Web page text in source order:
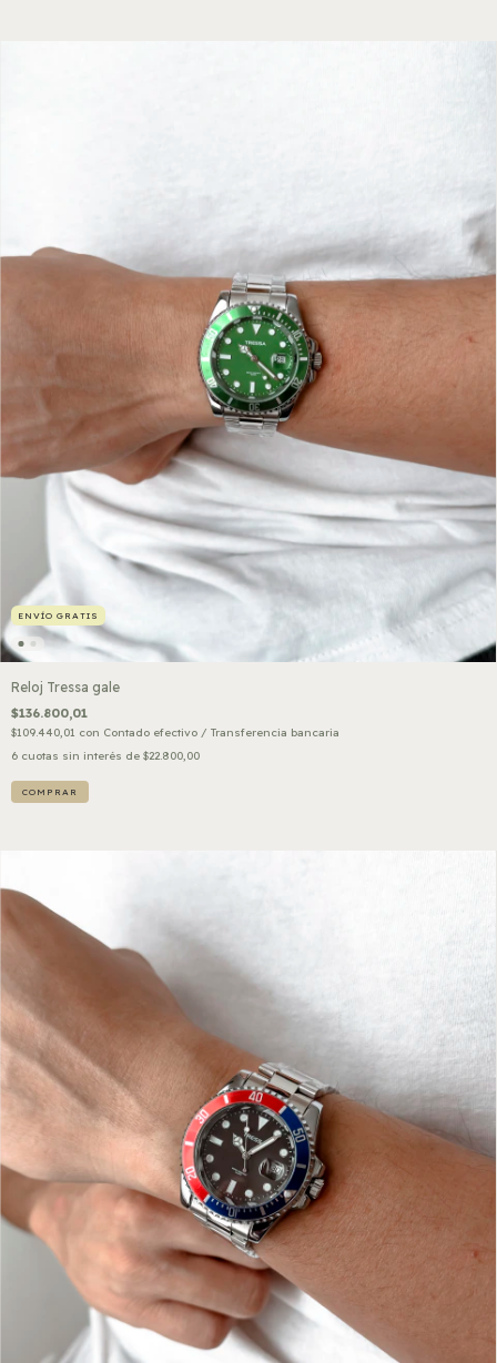
ENVÍO GRATIS
Reloj Tressa gale
$136.800,01
$109.440,01 con Contado efectivo / Transferencia bancaria
6 cuotas sin interés de $22.800,00